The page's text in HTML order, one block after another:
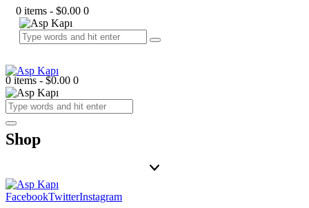
0 items - $0.00 0
0 items - $0.00 0
Shop
FacebookTwitterInstagram